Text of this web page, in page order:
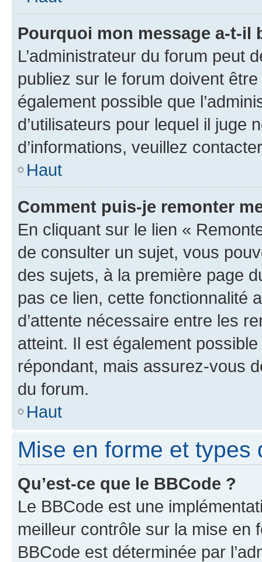
Pourquoi mon message a-t-il
L’administrateur du forum peut
publiez sur le forum doivent
également possible que
d’utilisateurs pour lequel il juge
d’informations, veuillez
Haut
Comment puis-je remonter
En cliquant sur le lien «
de consulter un sujet, vous
des sujets, à la première page
pas ce lien, cette fonctionnalité
d’attente nécessaire entre les
atteint. Il est également
répondant, mais assurez-vous
du forum.
Haut
Mise en forme et types
Qu’est-ce que le BBCode ?
Le BBCode est une
meilleur contrôle sur la mise en
BBCode est déterminée par